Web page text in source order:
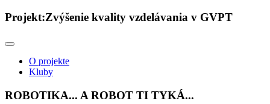
Projekt:Zvýšenie kvality vzdelávania v GVPT
O projekte
Kluby
ROBOTIKA... A ROBOT TI TYKÁ...